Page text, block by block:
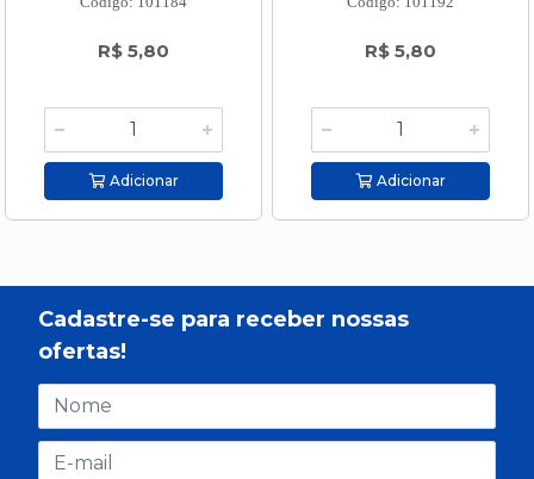
R$ 5,80
Adicionar
R$ 5,80
Adicionar
Cadastre-se para receber nossas
ofertas!